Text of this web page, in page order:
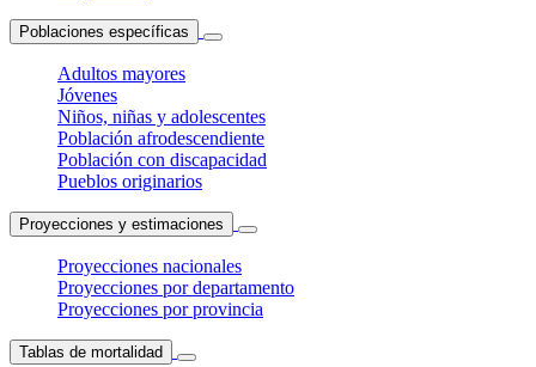
Poblaciones específicas
Adultos mayores
Jóvenes
Niños, niñas y adolescentes
Población afrodescendiente
Población con discapacidad
Pueblos originarios
Proyecciones y estimaciones
Proyecciones nacionales
Proyecciones por departamento
Proyecciones por provincia
Tablas de mortalidad